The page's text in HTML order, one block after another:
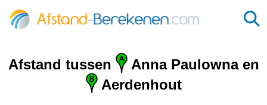
Afstand tussen
Anna Paulowna en
Aerdenhout